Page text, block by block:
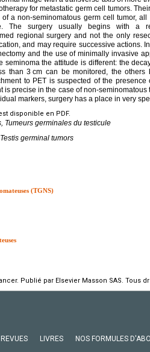
for metastatic germ cell tumors.
a non-seminomatous germ cell tumor,
The surgery usually begins with a
regional surgery and not the only
and may require successive actions.
and the use of minimally invasive
seminoma the attitude is different: the
than 3 cm can be monitored, the
to PET is suspected of the
is precise in the case of non-
markers, surgery has a place in very
disponible en PDF.
Tumeurs germinales du testicule
germinal tumors
(TGNS)
Publié par Elsevier Masson SAS. Tous
REVUES LIVRES NOS FORMULES